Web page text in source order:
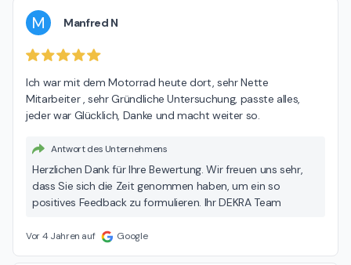
M Manfred N
Ich war mit dem Motorrad heute dort, sehr Nette
Mitarbeiter , sehr Gründliche Untersuchung, passte alles,
jeder war Glücklich, Danke und macht weiter so.
Antwort des Unternehmens
Herzlichen Dank für Ihre Bewertung. Wir freuen uns sehr,
dass Sie sich die Zeit genommen haben, um ein so
positives Feedback zu formulieren. Ihr DEKRA Team
Vor 4 Jahren auf Google